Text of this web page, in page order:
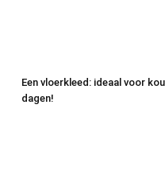
Een vloerkleed: ideaal voor
dagen!